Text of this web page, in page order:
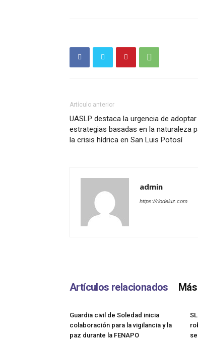
Artículo anterior
UASLP destaca la urgencia de adoptar
estrategias basadas en la naturaleza
la crisis hídrica en San Luis Potosí
admin
https://riodeluz.com
Artículos relacionados
Guardia civil de Soledad inicia
colaboración para la vigilancia y la
paz durante la FENAPO